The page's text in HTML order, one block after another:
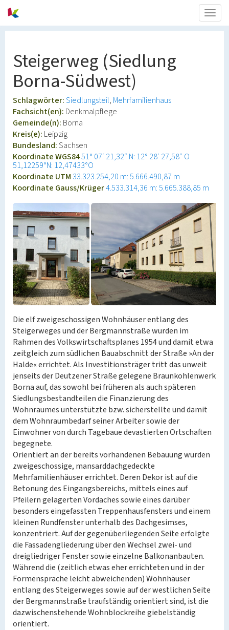
Steigerweg (Siedlung
Borna-Südwest)
Schlagwörter:Siedlungsteil Mehrfamilienhaus
Fachsicht(en): Denkmalpflege
Gemeinde(n): Borna
Kreis(e): Leipzig
Bundesland:Sachsen
Koordinate WGS8451° 07′ 21,32″ N: 12° 28′ 27,58″ O
51,12259°N: 12,47433°O
Koordinate UTM 33.323.254,20 m: 5.666.490,87 m
Koordinate Gauss/Krüger4.533.314,36 m: 5.665.388,85 m
Die elf zweigeschossigen Wohnhäuser entlang des
Steigerweges und der Bergmannstraße wurden im
Rahmen des Volkswirtschaftsplanes 1954 und damit etwa
zeitgleich zum südlichen Bauabschnitt der Straße »An der
Halde« errichtet. Als Investitionsträger tritt das unweit
jenseits der Deutzener Straße gelegene Braunkohlenwerk
Borna auf, das sowohl bei früheren als auch späteren
Siedlungsbestandteilen die Finanzierung des
Wohnraumes unterstützte bzw. sicherstellte und damit
dem Wohnraumbedarf seiner Arbeiter sowie der
Einwohner von durch Tagebaue devastierten Ortschaften
begegnete.
Orientiert an der bereits vorhandenen Bebauung wurden
zweigeschossige, mansarddachgedeckte
Mehrfamilienhäuser errichtet. Deren Dekor ist auf die
Betonung des Eingangsbereichs, mittels eines auf
Pfeilern gelagerten Vordaches sowie eines darüber
besonders eingefassten Treppenhausfensters und einem
kleinen Rundfenster unterhalb des Dachgesimses,
konzentriert. Auf der gegenüberliegenden Seite erfolgte
die Fassadengliederung über den Wechsel zwei- und
dreigliedriger Fenster sowie einzelne Balkonanbauten.
Während die (zeitlich etwas eher errichteten und in der
Formensprache leicht abweichenden) Wohnhäuser
entlang des Steigerweges sowie auf der westlichen Seite
der Bergmannstraße traufständig orientiert sind, ist die
dazwischenstehende Wohnblockreihe giebelständig
orientiert.